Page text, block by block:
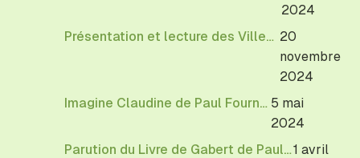
2024
Présentation et lecture des Villes indivisibles de l'Oulipo à la BnF, le 20 novembre 18h30 20
novembre
2024
Imagine Claudine de Paul Fournel 5 mai
2024
Parution du Livre de Gabert de Paul Fournel (mars 2023)1 avril